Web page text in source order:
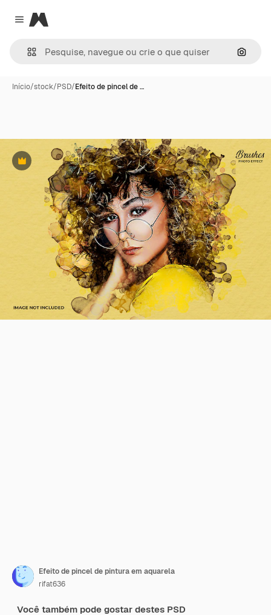
Close menu
Magnific
Início/stock/PSD/Efeito de pincel de …
Premium
Efeito de pincel de pintura em aquarela
rifat636
Você também pode gostar destes PSD